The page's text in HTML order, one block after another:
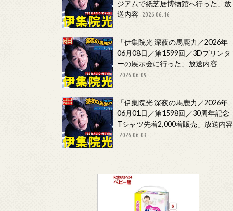
ジアムで紙芝居博物館へ行った」放
送内容
2026.06.16
「伊集院光 深夜の馬鹿力／2026年
06月08日／第1599回／3Dプリンタ
ーの展示会に行った」放送内容
2026.06.09
「伊集院光 深夜の馬鹿力／2026年
06月01日／第1598回／30周年記念
Tシャツ先着2,000着販売」放送内容
2026.06.03